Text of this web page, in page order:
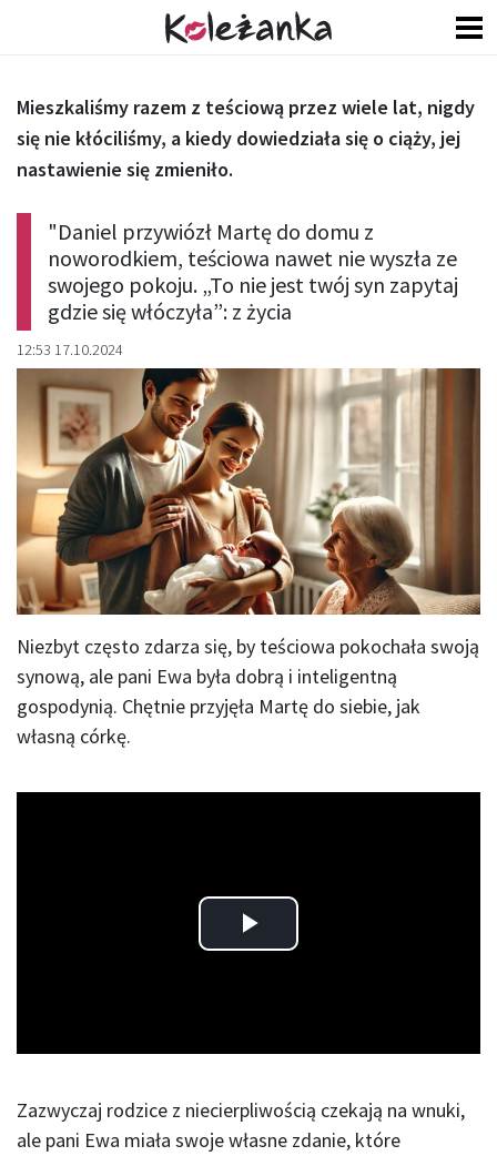
"Daniel przywiózł Martę do domu z
noworodkiem, teściowa nawet nie wyszła ze
swojego pokoju. „To nie jest twój syn zapytaj
gdzie się włóczyła”: z życia
12:53 17.10.2024
Mieszkaliśmy razem z teściową przez wiele lat, nigdy
się nie kłóciliśmy, a kiedy dowiedziała się o ciąży, jej
nastawienie się zmieniło.
Niezbyt często zdarza się, by teściowa pokochała swoją
synową, ale pani Ewa była dobrą i inteligentną
gospodynią. Chętnie przyjęła Martę do siebie, jak
własną córkę.
Play
Zazwyczaj rodzice z niecierpliwością czekają na wnuki,
ale pani Ewa miała swoje własne zdanie, które